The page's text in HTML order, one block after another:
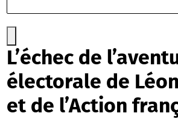
L’échec de
électorale de
et de l’Action